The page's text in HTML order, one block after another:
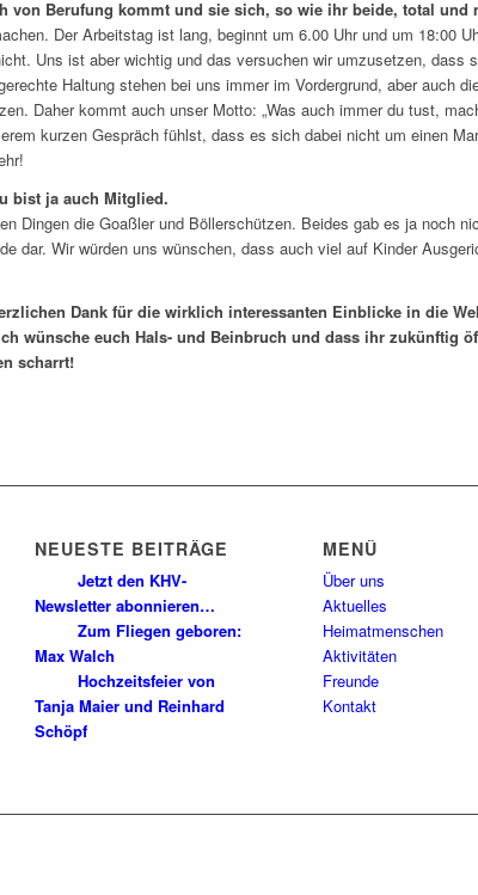
von Berufung kommt und sie sich, so wie ihr beide, total
Der Arbeitstag ist lang, beginnt um 6.00 Uhr und um 18:00
Uns ist aber wichtig und das versuchen wir umzusetzen, dass
Haltung stehen bei uns immer im Vordergrund, aber auch
Daher kommt auch unser Motto: „Was auch immer du tust,
kurzen Gespräch fühlst, dass es sich dabei nicht um einen
bist ja auch Mitglied.
Dingen die Goaßler und Böllerschützen. Beides gab es ja noch
dar. Wir würden uns wünschen, dass auch viel auf Kinder
Dank für die wirklich interessanten Einblicke in die
wünsche euch Hals- und Beinbruch und dass ihr zukünftig
scharrt!
NEUESTE BEITRÄGE
Jetzt den KHV-
Newsletter abonnieren…
Zum Fliegen geboren:
Max Walch
Hochzeitsfeier von
Tanja Maier und Reinhard
Schöpf
MENÜ
Über uns
Aktuelles
Heimatmenschen
Aktivitäten
Freunde
Kontakt